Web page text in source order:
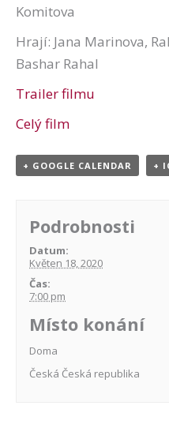
Komitova
Hrají: Jana Marinova,
Bashar Rahal
Trailer filmu
Celý film
+ GOOGLE CALENDAR +
Podrobnosti
Datum:
Květen 18, 2020
Čas:
7:00 pm
Místo konání
Doma
Česká Česká republika